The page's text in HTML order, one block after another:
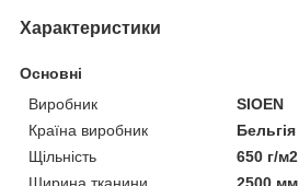
Характеристики
Основні
Виробник
SIOEN
Країна виробник
Бельгія
Щільність
650 г/м2